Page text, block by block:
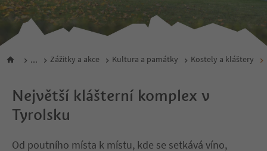
... Zážitky a akce Kultura a památky Kostely a kláštery
Největší klášterní komplex v
Tyrolsku
Od poutního místa k místu, kde se setkává víno,